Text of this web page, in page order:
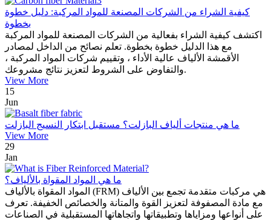
كيفية الشراء من الشركات المصنعة للمواد المركبة: دليل خطوة
بخطوة
اكتشف كيفية الشراء بفعالية من الشركات المصنعة للمواد المركبة
مع هذا الدليل خطوة بخطوة. تعلم نصائح من الداخل لمصادر
الأقمشة الألياف عالية الأداء ، وتقييم شركات المواد المركبة ،
والتفاوض على الشروط لتعزيز نتائج مشروعك.
View More
15
Jun
ما هي منتجات ألياف البازلت؟ مستقبل ابتكار النسيج البازلت
View More
29
Jan
ما هي المواد المقواة بالألياف؟
المواد المقواة بالألياف (FRM) هي مركبات متقدمة تجمع بين الألياف
مع مادة المصفوفة لتعزيز القوة والمتانة والخصائص الخفيفة. تعرف
على أنواعها ومزاياها وتطبيقاتها واتجاهاتها المستقبلية في الصناعات